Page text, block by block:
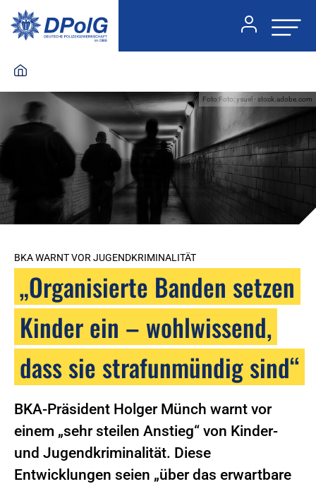
Foto:Foto: ysuel - stock.adobe.com
BKA WARNT VOR JUGENDKRIMINALITÄT
„Organisierte Banden setzen
Kinder ein – wohlwissend,
dass sie strafunmündig sind“
BKA-Präsident Holger Münch warnt vor
einem „sehr steilen Anstieg“ von Kinder-
und Jugendkriminalität. Diese
Entwicklungen seien „über das erwartbare